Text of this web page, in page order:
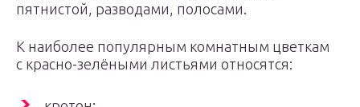
пятнистой, разводами, полосами.
К наиболее популярным комнатным цветкам
с красно-зелёными листьями относятся: